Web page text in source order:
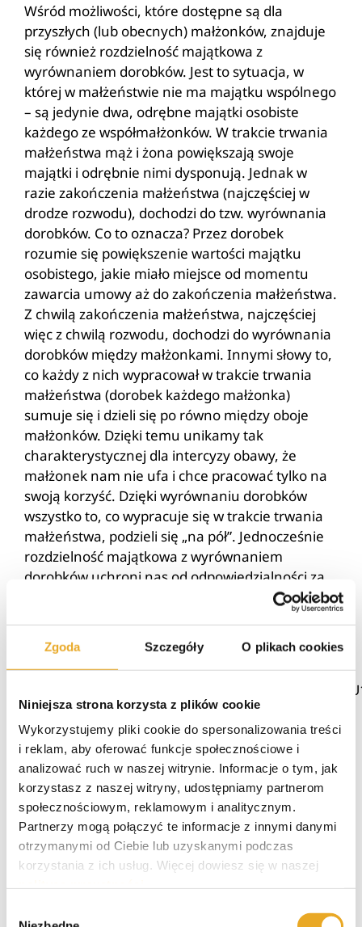
Zgoda Szczegóły O plikach cookies
Niniejsza strona korzysta z plików cookie
Wykorzystujemy pliki cookie do spersonalizowania treści
i reklam, aby oferować funkcje społecznościowe i
analizować ruch w naszej witrynie. Informacje o tym, jak
korzystasz z naszej witryny, udostępniamy partnerom
społecznościowym, reklamowym i analitycznym.
Partnerzy mogą połączyć te informacje z innymi danymi
otrzymanymi od Ciebie lub uzyskanymi podczas
korzystania z ich usług. Więcej dowiesz się w naszej
Wśród możliwości, które dostępne są dla
przyszłych (lub obecnych) małżonków, znajduje
się również rozdzielność majątkowa z
wyrównaniem dorobków. Jest to sytuacja, w
której w małżeństwie nie ma majątku wspólnego
– są jedynie dwa, odrębne majątki osobiste
każdego ze współmałżonków. W trakcie trwania
małżeństwa mąż i żona powiększają swoje
majątki i odrębnie nimi dysponują. Jednak w
razie zakończenia małżeństwa (najczęściej w
drodze rozwodu), dochodzi do tzw. wyrównania
dorobków. Co to oznacza? Przez dorobek
rozumie się powiększenie wartości majątku
osobistego, jakie miało miejsce od momentu
zawarcia umowy aż do zakończenia małżeństwa.
Z chwilą zakończenia małżeństwa, najczęściej
więc z chwilą rozwodu, dochodzi do wyrównania
dorobków między małżonkami. Innymi słowy to,
co każdy z nich wypracował w trakcie trwania
małżeństwa (dorobek każdego małżonka)
sumuje się i dzieli się po równo między oboje
małżonków. Dzięki temu unikamy tak
charakterystycznej dla intercyzy obawy, że
małżonek nam nie ufa i chce pracować tylko na
swoją korzyść. Dzięki wyrównaniu dorobków
wszystko to, co wypracuje się w trakcie trwania
małżeństwa, podzieli się „na pół”. Jednocześnie
rozdzielność majątkowa z wyrównaniem
dorobków uchroni nas od odpowiedzialności za
zobowiązania współmałżonka, np. za zaciągnięte
długi, o których istnieniu nie wiedzieliśmy.
Źródło:
https://isap.sejm.gov.pl/isap.nsf/download.xsp/
5/5 - (1
oddanych
głosów)
02/07/24 | Blog finansowy